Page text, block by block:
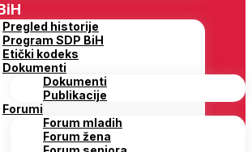
Pregled historije
Program SDP BiH
Etički kodeks
Dokumenti
Dokumenti
Publikacije
Forumi
Forum mladih
Forum žena